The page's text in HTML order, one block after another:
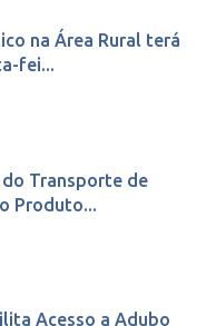
na Área Rural terá
fei...
Transporte de
Produto...
Acesso a Adubo